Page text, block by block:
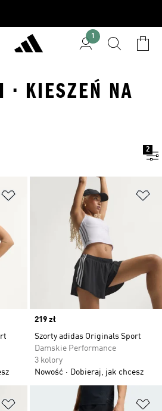
1
· KIESZEŃ NA
2
Dodaj do listy życzeń
Price
219 zł
Szorty adidas Originals Sport
Damskie Performance
3 kolory
Nowość
Dobieraj, jak chcesz
Dodaj do listy życzeń